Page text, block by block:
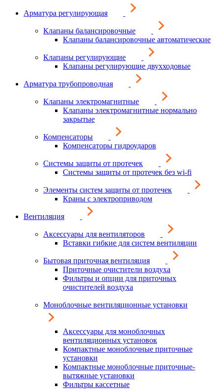
Арматура регулирующая
Клапаны балансировочные
Клапаны балансировочные автоматические
Клапаны регулирующие
Клапаны регулирующие двухходовые
Арматура трубопроводная
Клапаны электромагнитные
Клапаны электромагнитные нормально
закрытые
Компенсаторы
Компенсаторы гидроударов
Системы защиты от протечек
Системы защиты от протечек без wi-fi
Элементы систем защиты от протечек
Краны с электроприводом
Вентиляция
Аксессуары для вентиляторов
Вставки гибкие для систем вентиляции
Бытовая приточная вентиляция
Приточные очистители воздуха
Фильтры и опции для приточных
очистителей воздуха
Моноблочные вентиляционные установки
Аксессуары для моноблочных
вентиляционных установок
Компактные моноблочные приточные
установки
Компактные моноблочные приточные-
вытяжные установки
Фильтры кассетные